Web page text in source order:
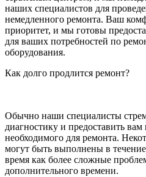
наших специалистов для
немедленного ремонта. Ваш
приоритет, и мы готовы
для ваших потребностей по
оборудования.
Как долго продлится ремонт?
Обычно наши специалисты
диагностику и предоставить
необходимого для ремонта.
могут быть выполнены в
время как более сложные
дополнительного времени.